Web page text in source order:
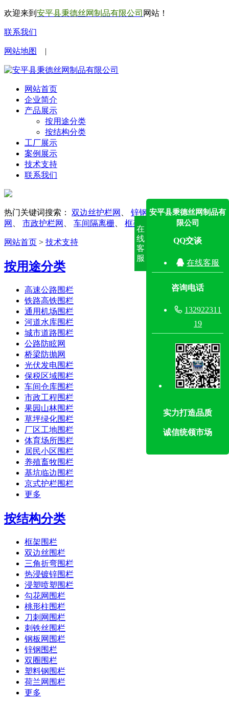
欢迎来到 安平县秉德丝网制品有限公司 网站！
联系我们
网站地图 |
网站首页
企业简介
产品展示
按用途分类
按结构分类
工厂展示
案例展示
技术支持
联系我们
热门关键词搜索： 双边丝护栏网 锌钢护栏网、勾花护栏
网
市政护栏网 车间隔离栅 框架护栏网 防眩网
网站首页 > 技术支持
按用途分类
高速公路围栏
铁路高铁围栏
通用机场围栏
河道水库围栏
城市道路围栏
公路防眩网
桥梁防抛网
光伏发电围栏
保税区域围栏
车间仓库围栏
市政工程围栏
果园山林围栏
草坪绿化围栏
厂区工地围栏
体育场所围栏
居民小区围栏
养殖畜牧围栏
基坑临边围栏
京式护栏围栏
更多
按结构分类
框架围栏
双边丝围栏
三角折弯围栏
热浸镀锌围栏
浸塑喷塑围栏
勾花网围栏
桃形柱围栏
刀刺网围栏
刺铁丝围栏
钢板网围栏
锌钢围栏
双圈围栏
塑料钢围栏
荷兰网围栏
更多
在
线
客
服
安平县秉德丝网制品有
限公司
QQ交谈
 在线客服
咨询电话
 132922311
19
实力打造品质
诚信统领市场